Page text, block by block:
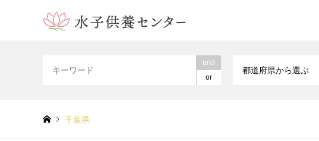
and
or
都道府県から選ぶ
千葉県